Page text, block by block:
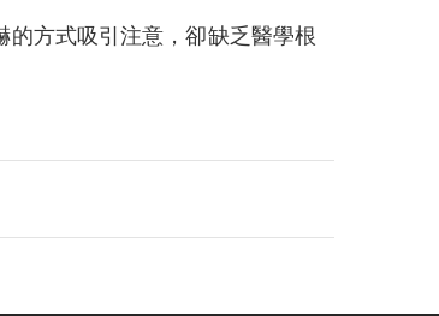
方式吸引注意，卻缺乏醫學根